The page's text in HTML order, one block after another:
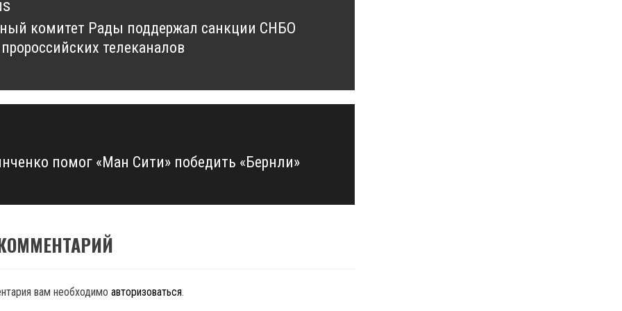
комитет Рады поддержал санкции СНБО
телеканалов
помог «Ман Сити» победить «Бернли»
вам необходимо авторизоваться.